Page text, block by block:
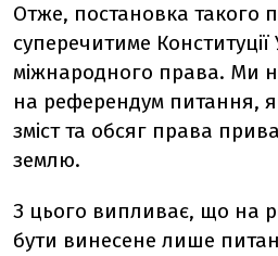
Отже, постановка такого
суперечитиме
міжнародного права. Ми
на референдум питання,
зміст та обсяг права
землю.
З цього випливає, що на
бути винесене лише